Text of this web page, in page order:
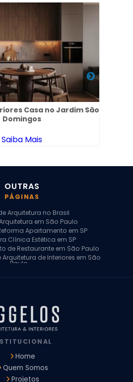
Casa no Jardim São
Domingos
Saiba Mais
OUTRAS
PÁGINAS
Arquitetura no Brasil
em São Paulo
Apartamento em SP
Clínica Estética em SP
de Restaurante em São Paulo
de Interiores em São
Paulo
Comercial em São Paulo
Comercial
Reforma de Apartamento
Reforma Residencial
Reforma de Casas
Apartamentos
Interiores Residencial
Arquitetura e Design
Home
Quem Somos
Projetos